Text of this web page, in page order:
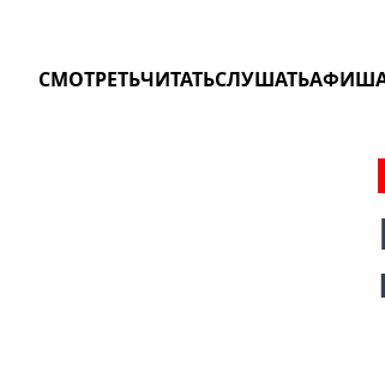
СМОТРЕТЬЧИТАТЬСЛУШАТЬ